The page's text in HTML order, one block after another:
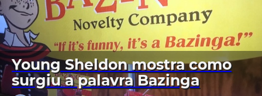
Young Sheldon mostra como
surgiu a palavra Bazinga